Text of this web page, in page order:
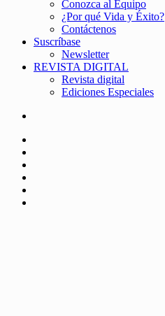
Conozca al Equipo
¿Por qué Vida y Éxito?
Contáctenos
Suscríbase
Newsletter
REVISTA DIGITAL
Revista digital
Ediciones Especiales